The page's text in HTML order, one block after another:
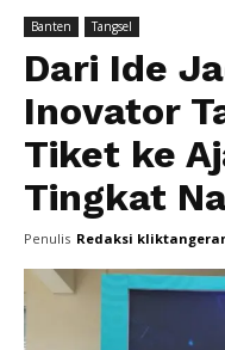
Banten Tangsel
Dari Ide
Inovator
Tiket ke
Tingkat
Penulis Redaksi